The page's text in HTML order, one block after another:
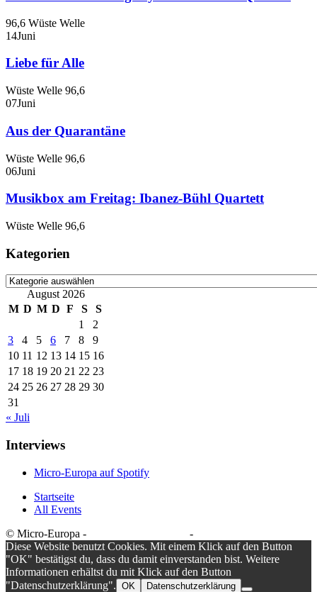
96,6 Wüste Welle
14Juni
Liebe für Alle
Wüste Welle 96,6
07Juni
Aus der Quarantäne
Wüste Welle 96,6
06Juni
Musikbox am Freitag: Ibanez-Bühl Quartett
Wüste Welle 96,6
Kategorien
Kategorien
August 2026
M D M D F S
S
1
2
3
4 5 6 7 8
9
10 11 12 13 14 15 16
17 18 19 20 21 22 23
24 25 26 27 28 29 30
31
« Juli
Interviews
Micro-Europa auf Spotify
Startseite
All Events
© Micro-Europa -
-
Diese Website benutzt Cookies. Mit einem Klick auf den Button
"OK" bestätigst du, dass du damit einverstanden bist. Weitere
Informationen erhältst du mit Klick auf den Button
"Datenschutzerklärung". OK Datenschutzerklärung